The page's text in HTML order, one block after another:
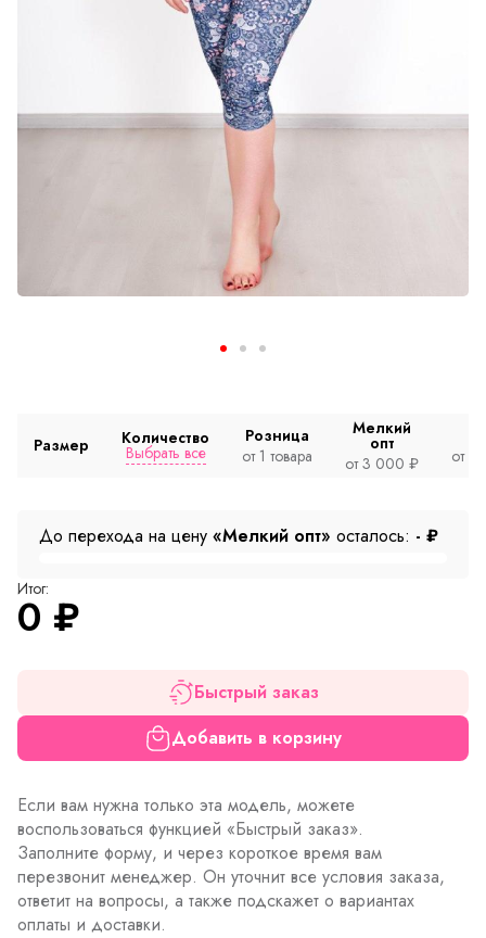
Размер Количество
Выбрать все
Розница
от 1 товара
Мелкий
опт
от 3 000 ₽
от
До перехода на цену «Мелкий опт» осталось: - ₽
Итог:
0 ₽
Быстрый заказ
Добавить в корзину
Если вам нужна только эта модель, можете
воспользоваться функцией «Быстрый заказ».
Заполните форму, и через короткое время вам
перезвонит менеджер. Он уточнит все условия заказа,
ответит на вопросы, а также подскажет о вариантах
оплаты и доставки.